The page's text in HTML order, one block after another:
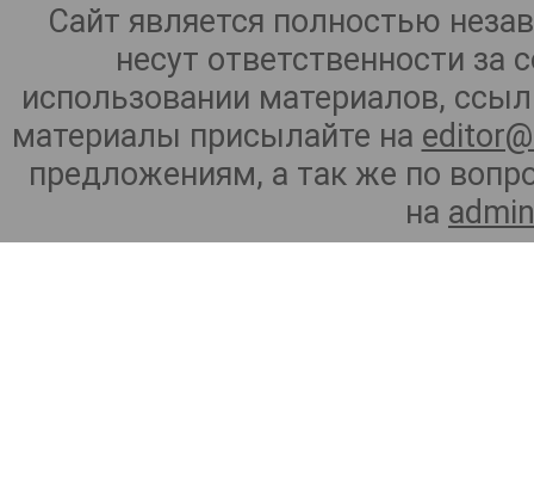
Сайт является полностью
несут ответственности
использовании материалов,
материалы присылайте на
предложениям, а так же по
на